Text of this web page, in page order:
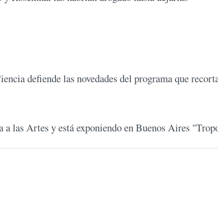
defiende las novedades del programa que
a las Artes y está exponiendo en Buenos Aires